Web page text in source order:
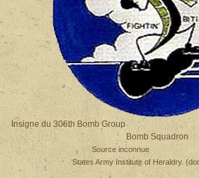
Insigne du 306th Bomb
Bomb Squadron
Source inconnue
States Army Institute of Heraldry.